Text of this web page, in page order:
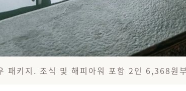
패키지. 조식 및 해피아워 포함 2인 6,368원